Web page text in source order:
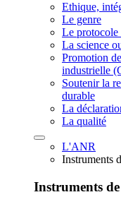
Ethique,
Le genre
Le protocole
La science
Promotion
industrielle
Soutenir la
durable
La
La qualité
L'ANR
Instruments
Instruments